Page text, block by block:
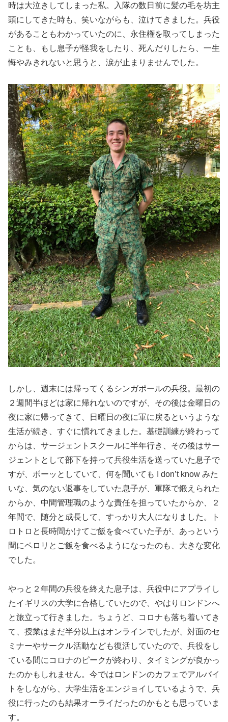
時は大泣きしてしまった私。入隊の数日前に髪の毛を坊主
頭にしてきた時も、笑いながらも、泣けてきました。兵役
があることもわかっていたのに、永住権を取ってしまった
ことも、もし息子が怪我をしたり、死んだりしたら、一生
悔やみきれないと思うと、涙が止まりませんでした。
しかし、週末には帰ってくるシンガポールの兵役。最初の
２週間半ほどは家に帰れないのですが、その後は金曜日の
夜に家に帰ってきて、日曜日の夜に軍に戻るというような
生活が続き、すぐに慣れてきました。基礎訓練が終わって
からは、サージェントスクールに半年行き、その後はサー
ジェントとして部下を持って兵役生活を送っていた息子で
すが、ボーッとしていて、何を聞いても I don’t know みた
いな、気のない返事をしていた息子が、軍隊で鍛えられた
からか、中間管理職のような責任を担っていたからか、２
年間で、随分と成長して、すっかり大人になりました。ト
ロトロと長時間かけてご飯を食べていた子が、あっという
間にペロリとご飯を食べるようになったのも、大きな変化
でした。
やっと２年間の兵役を終えた息子は、兵役中にアプライし
たイギリスの大学に合格していたので、やはりロンドンへ
と旅立って行きました。ちょうど、コロナも落ち着いてき
て、授業はまだ半分以上はオンラインでしたが、対面のセ
ミナーやサークル活動なども復活していたので、兵役をし
ている間にコロナのピークが終わり、タイミングが良かっ
たのかもしれません。今ではロンドンのカフェでアルバイ
トをしながら、大学生活をエンジョイしているようで、兵
役に行ったのも結果オーライだったのかもとも思っていま
す。